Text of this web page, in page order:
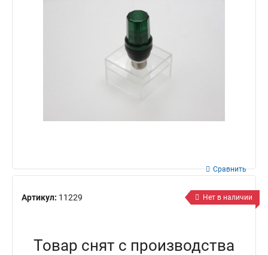
Артикул: 11229
Сравнить
Нет в наличии
Товар снят с производства